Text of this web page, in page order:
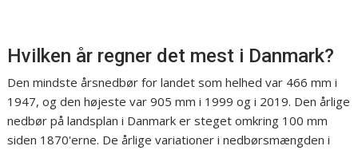
Hvilken år regner det mest i Danmark?
Den mindste årsnedbør for landet som helhed var 466 mm i
1947, og den højeste var 905 mm i 1999 og i 2019. Den årlige
nedbør på landsplan i Danmark er steget omkring 100 mm
siden 1870'erne. De årlige variationer i nedbørsmængden i